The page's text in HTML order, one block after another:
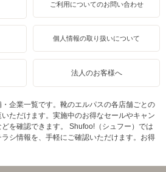
ご利用についてのお問い合わせ
個人情報の取り扱いについて
法人のお客様へ
企業一覧です。靴のエルパスの各店舗ごとの
ただけます。実施中のお得なセールやキャン
を確認できます。 Shufoo!（シュフー）では
シ情報を、手軽にご確認いただけます。お得